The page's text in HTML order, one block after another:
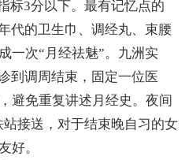
标3分以下。最有记忆点的
代的卫生巾、调经丸、束腰
一次“月经祛魅”。九洲实
到调周结束，固定一位医
避免重复讲述月经史。夜间
接送，对于结束晚自习的女
好。